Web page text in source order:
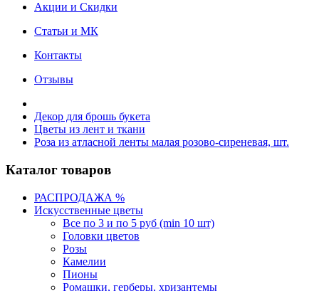
Акции и Скидки
Статьи и МК
Контакты
Отзывы
Декор для брошь букета
Цветы из лент и ткани
Роза из атласной ленты малая розово-сиреневая, шт.
Каталог товаров
РАСПРОДАЖА %
Искусственные цветы
Все по 3 и по 5 руб (min 10 шт)
Головки цветов
Розы
Камелии
Пионы
Ромашки, герберы, хризантемы